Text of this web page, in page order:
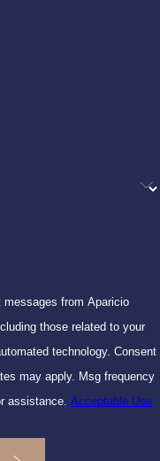
from Aparicio
those related to your
technology. Consent
may apply. Msg frequency
assistance. Acceptable Use